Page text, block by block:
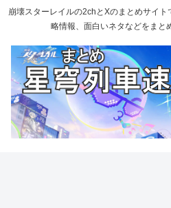
崩壊スターレイルの2chとXのまとめサイ
略情報、面白いネタなどをまと